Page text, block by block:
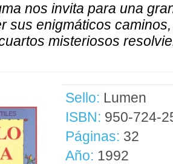
nos invita para una
sus enigmáticos
misteriosos
Sello: Lumen
ISBN: 950-724-
Páginas: 32
Año: 1992